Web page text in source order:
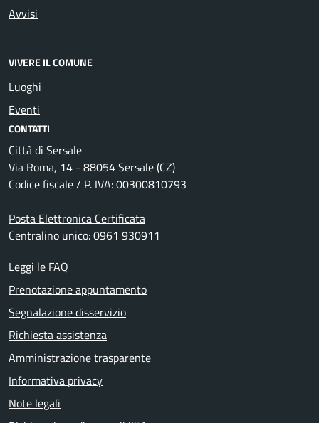
Avvisi
VIVERE IL COMUNE
Luoghi
Eventi
CONTATTI
Città di Sersale
Via Roma, 14 - 88054 Sersale (CZ)
Codice fiscale / P. IVA: 00300810793
Posta Elettronica Certificata
Centralino unico: 0961 930911
Leggi le FAQ
Prenotazione appuntamento
Segnalazione disservizio
Richiesta assistenza
Amministrazione trasparente
Informativa privacy
Note legali